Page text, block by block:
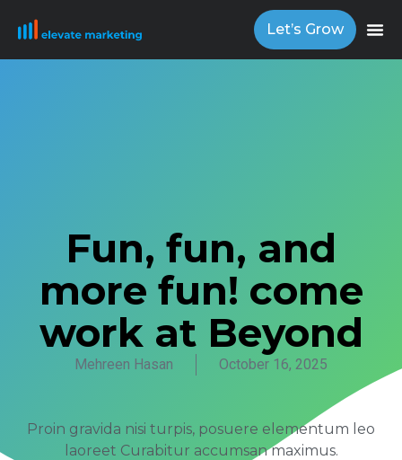
Let’s Grow
Fun, fun, and
more fun! come
work at Beyond
Mehreen Hasan October 16, 2025
Proin gravida nisi turpis, posuere elementum leo
laoreet Curabitur accumsan maximus.